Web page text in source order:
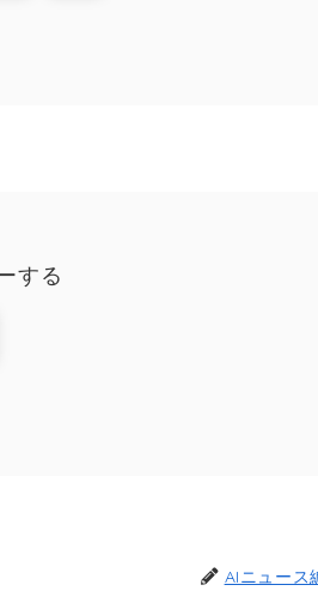
する
AIニュース